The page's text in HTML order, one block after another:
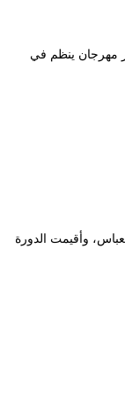
مهرجان المسرح المدرسي ثاني أكبر مهرجان ينظم في
الثقافي المحلي للمسرح المحترف. أقيمت 11 دورة من مهرجان سيدي بلعباس، وأقيمت الدورة